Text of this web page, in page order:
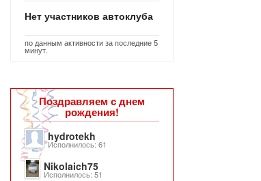
Нет участников автоклуба
по данным активности за последние 5
минут.
Поздравляем с днем
рождения!
hydrotekh
Исполнилось: 61
Nikolaich75
Исполнилось: 51